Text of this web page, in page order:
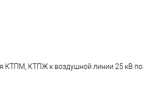
КТПМ, КТПЖ к воздушной линии 25 кВ по